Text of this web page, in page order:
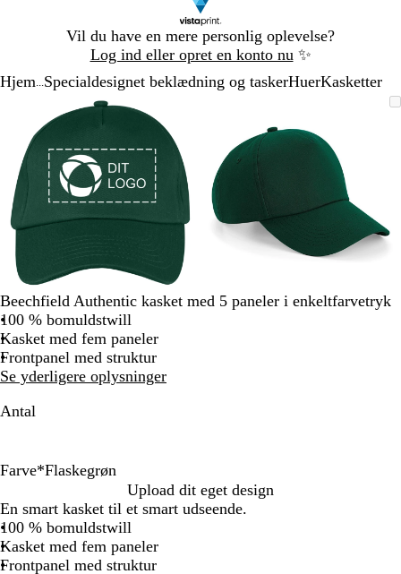
Vil du have en mere personlig oplevelse?
Log ind eller opret en konto nu ✨
1
Hjem Specialdesignet beklædning og taskerHuerKasketter
Zoombart
Zoomet
Klik
udvide
Brug
tasterne
og
minus
til
piletasterne
at
panorere
minimum
at
udvide
plus
at
og
at
Beechfield Authentic kasket med 5 paneler i enkeltfarvetryk
100 % bomuldstwill
Kasket med fem paneler
Frontpanel med struktur
Se yderligere oplysninger
Antal
Farve*Flaskegrøn
l
a
s
s
o
r
d
e
v
i
d
t
æ
r
k
r
a
n
s
r
a
f
i
l
a
s
k
o
r
t
Upload dit eget design
En smart kasket til et smart udseende.
100 % bomuldstwill
Kasket med fem paneler
Frontpanel med struktur